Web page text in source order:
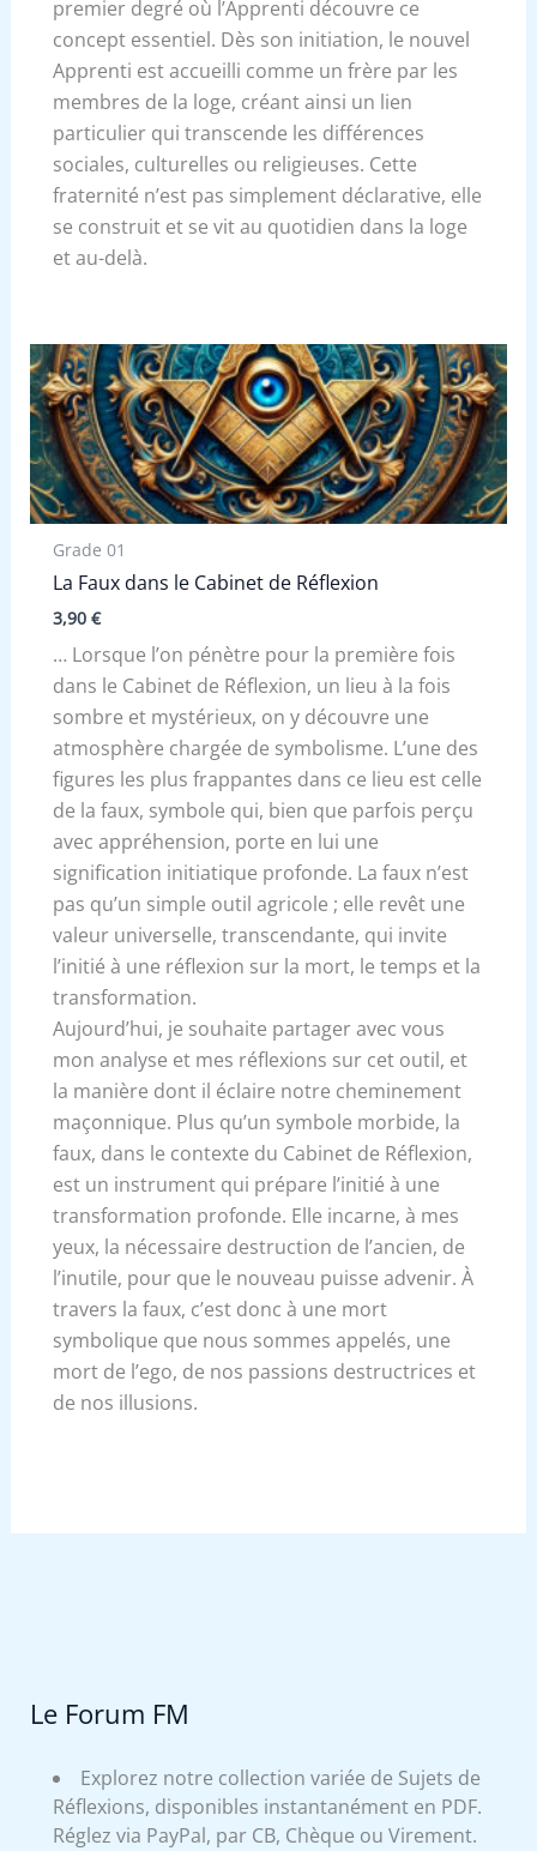
premier degré où l’Apprenti découvre ce
concept essentiel. Dès son initiation, le nouvel
Apprenti est accueilli comme un frère par les
membres de la loge, créant ainsi un lien
particulier qui transcende les différences
sociales, culturelles ou religieuses. Cette
fraternité n’est pas simplement déclarative, elle
se construit et se vit au quotidien dans la loge
et au-delà.
Grade 01
La Faux dans le Cabinet de Réflexion
3,90 €
… Lorsque l’on pénètre pour la première fois
dans le Cabinet de Réflexion, un lieu à la fois
sombre et mystérieux, on y découvre une
atmosphère chargée de symbolisme. L’une des
figures les plus frappantes dans ce lieu est celle
de la faux, symbole qui, bien que parfois perçu
avec appréhension, porte en lui une
signification initiatique profonde. La faux n’est
pas qu’un simple outil agricole ; elle revêt une
valeur universelle, transcendante, qui invite
l’initié à une réflexion sur la mort, le temps et la
transformation.
Aujourd’hui, je souhaite partager avec vous
mon analyse et mes réflexions sur cet outil, et
la manière dont il éclaire notre cheminement
maçonnique. Plus qu’un symbole morbide, la
faux, dans le contexte du Cabinet de Réflexion,
est un instrument qui prépare l’initié à une
transformation profonde. Elle incarne, à mes
yeux, la nécessaire destruction de l’ancien, de
l’inutile, pour que le nouveau puisse advenir. À
travers la faux, c’est donc à une mort
symbolique que nous sommes appelés, une
mort de l’ego, de nos passions destructrices et
de nos illusions.
Le Forum FM
Explorez notre collection variée de Sujets de
Réflexions, disponibles instantanément en PDF.
Réglez via PayPal, par CB, Chèque ou Virement.